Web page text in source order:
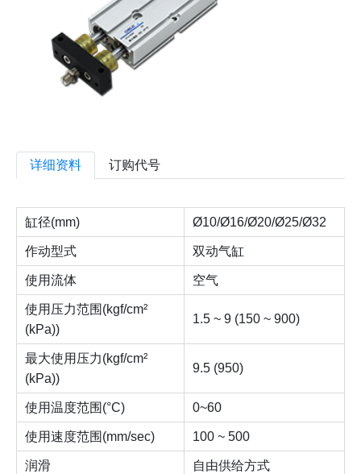
详细资料 订购代号
缸径(mm) Ø10/Ø16/Ø20/Ø25/Ø32
作动型式 双动气缸
使用流体 空气
使用压力范围(kgf/cm²
(kPa))
1.5 ~ 9 (150 ~ 900)
最大使用压力(kgf/cm²
(kPa))
9.5 (950)
使用温度范围(°C) 0~60
使用速度范围(mm/sec) 100 ~ 500
润滑 自由供给方式